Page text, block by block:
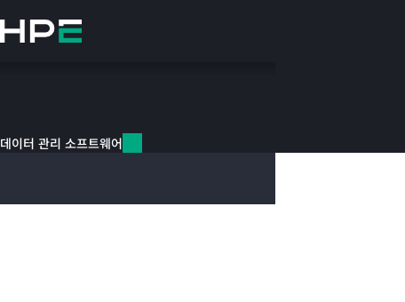
요
너
데이터 관리 소프트웨어
HPE Data